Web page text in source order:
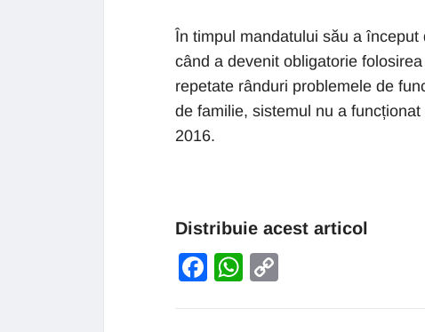
În timpul mandatului său a
când a devenit obligatorie
repetate rânduri problemele de
de familie, sistemul nu a
2016.
Distribuie acest articol
Facebook
WhatsApp